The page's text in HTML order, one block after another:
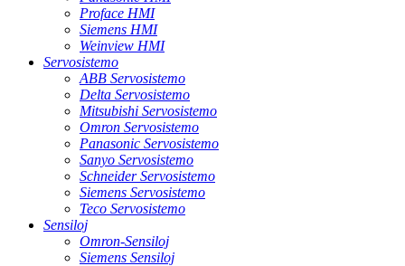
Proface HMI
Siemens HMI
Weinview HMI
Servosistemo
ABB Servosistemo
Delta Servosistemo
Mitsubishi Servosistemo
Omron Servosistemo
Panasonic Servosistemo
Sanyo Servosistemo
Schneider Servosistemo
Siemens Servosistemo
Teco Servosistemo
Sensiloj
Omron-Sensiloj
Siemens Sensiloj